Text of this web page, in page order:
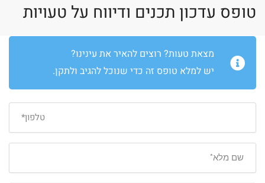
טופס עדכון תכנים ודיווח על טעויות
מצאת טעות? רוצים להאיר את עינינו?
יש למלא טופס זה כדי שנוכל להגיב ולתקן.